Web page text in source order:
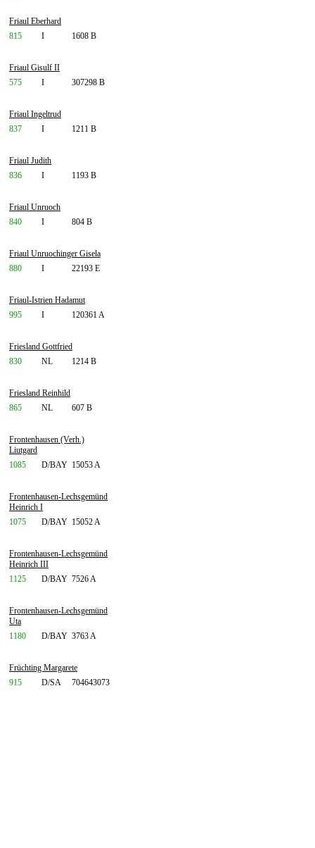
Friaul Eberhard
815
I 1608 B
Friaul Gisulf II
575
I 307298 B
Friaul Ingeltrud
837
I 1211 B
Friaul Judith
836
I 1193 B
Friaul Unruoch
840
I 804 B
Friaul Unruochinger Gisela
880
I 22193 E
Friaul-Istrien Hadamut
995
I 120361 A
Friesland Gottfried
830
NL 1214 B
Friesland Reinhild
865
NL 607 B
Frontenhausen (Verh.)
Liutgard
1085
D/BAY 15053 A
Frontenhausen-Lechsgemünd
Heinrich I
1075
D/BAY 15052 A
Frontenhausen-Lechsgemünd
Heinrich III
1125
D/BAY 7526 A
Frontenhausen-Lechsgemünd
Uta
1180
D/BAY 3763 A
Früchting Margarete
915
D/SA 704643073